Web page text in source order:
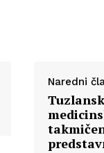
Naredni